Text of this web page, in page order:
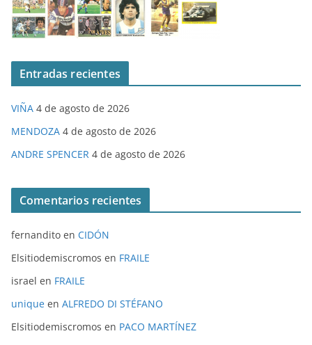
Entradas recientes
VIÑA 4 de agosto de 2026
MENDOZA 4 de agosto de 2026
ANDRE SPENCER 4 de agosto de 2026
Comentarios recientes
fernandito en CIDÓN
Elsitiodemiscromos en FRAILE
israel en FRAILE
unique en ALFREDO DI STÉFANO
Elsitiodemiscromos en PACO MARTÍNEZ